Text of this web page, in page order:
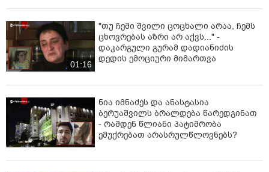
01:16
"თუ ჩემი შვილი ცოცხალი არაა, ჩემს
ცხოვრებას აზრი არ აქვს..." -
დაკარგული გურამ დადიანიძის
დედის ემოციური მიმართვა
ნია იმნაძეს და ანასტასია
ბერუაშვილს ბრალდება წარედგინათ
- რამდენ წლიანი პატიმრობა
ემუქრებათ არასრულწლოვნებს?